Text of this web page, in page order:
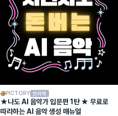
PICTORY 전자책
★나도 AI 음악가 입문편 1탄 ★ 무료로
따라하는 AI 음악 생성 매뉴얼